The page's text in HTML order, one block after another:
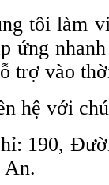
tôi làm
ứng
trợ vào
hệ với
190,
An.